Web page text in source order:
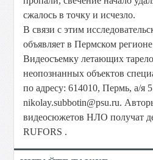
сжалось в точку и исчезло.
В связи с этим
объявляет в Пермском
Видеосъемку летающих
неопознанных объектов
по адресу: 614010, Пермь, а/я
nikolay.subbotin@psu.ru.
видеосюжетов НЛО получат
RUFORS .